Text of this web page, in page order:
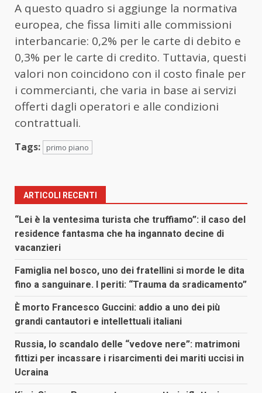
A questo quadro si aggiunge la normativa
europea, che fissa limiti alle commissioni
interbancarie: 0,2% per le carte di debito e
0,3% per le carte di credito. Tuttavia, questi
valori non coincidono con il costo finale per
i commercianti, che varia in base ai servizi
offerti dagli operatori e alle condizioni
contrattuali.
Tags: primo piano
ARTICOLI RECENTI
“Lei è la ventesima turista che truffiamo”: il caso del
residence fantasma che ha ingannato decine di
vacanzieri
Famiglia nel bosco, uno dei fratellini si morde le dita
fino a sanguinare. I periti: “Trauma da sradicamento”
È morto Francesco Guccini: addio a uno dei più
grandi cantautori e intellettuali italiani
Russia, lo scandalo delle “vedove nere”: matrimoni
fittizi per incassare i risarcimenti dei mariti uccisi in
Ucraina